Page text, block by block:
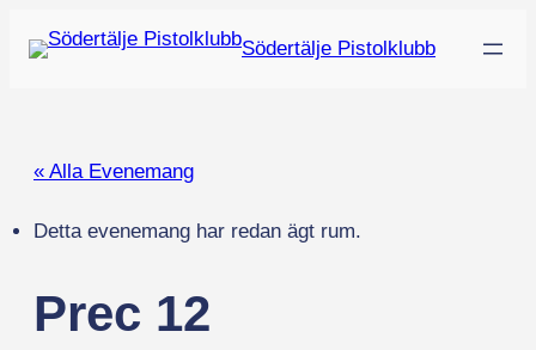
Södertälje Pistolklubb
« Alla Evenemang
Detta evenemang har redan ägt rum.
Prec 12